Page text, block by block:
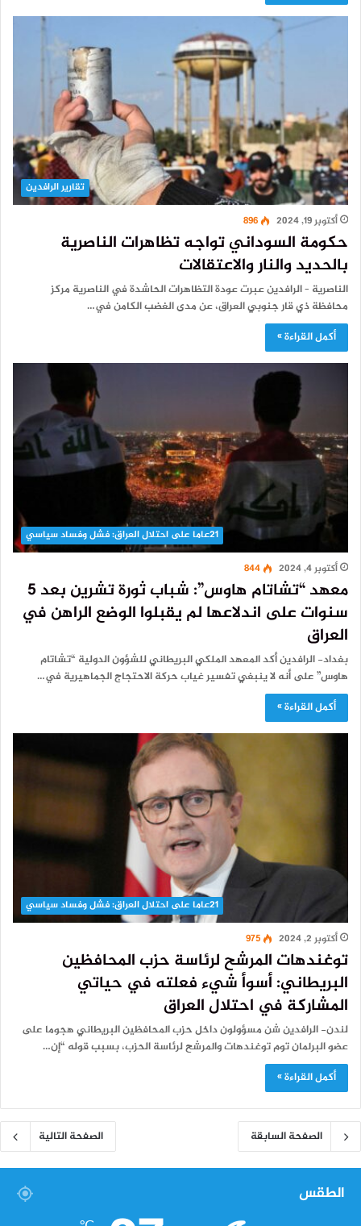
تقارير الرافدين
أكتوبر 19, 2024
896
حكومة السوداني تواجه تظاهرات الناصرية
بالحديد والنار والاعتقالات
الناصرية – الرافدين عبرت عودة التظاهرات الحاشدة في الناصرية مركز
محافظة ذي قار جنوبي العراق، عن مدى الغضب الكامن في…
أكمل القراءة »
21عاما على احتلال العراق: فشل وفساد سياسي
أكتوبر 4, 2024
844
معهد “تشاتام هاوس”: شباب ثورة تشرين بعد 5
سنوات على اندلاعها لم يقبلوا الوضع الراهن في
العراق
بغداد- الرافدين أكد المعهد الملكي البريطاني للشؤون الدولية “تشاتام
هاوس” على أنه لا ينبغي تفسير غياب حركة الاحتجاج الجماهيرية في…
أكمل القراءة »
21عاما على احتلال العراق: فشل وفساد سياسي
أكتوبر 2, 2024
975
توغندهات المرشح لرئاسة حزب المحافظين
البريطاني: أسوأ شيء فعلته في حياتي
المشاركة في احتلال العراق
لندن- الرافدين شن مسؤولون داخل حزب المحافظين البريطاني هجوما على
عضو البرلمان توم توغندهات والمرشح لرئاسة الحزب، بسبب قوله “إن…
أكمل القراءة »
الصفحة السابقة الصفحة التالية
الطقس